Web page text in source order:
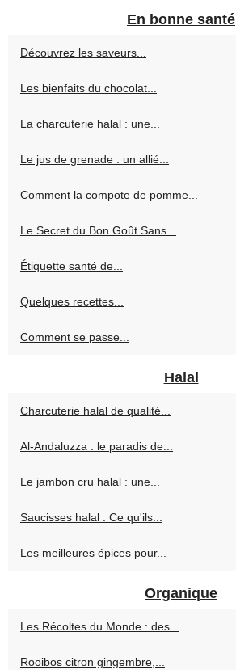
En bonne santé
Découvrez les saveurs...
Les bienfaits du chocolat...
La charcuterie halal : une...
Le jus de grenade : un allié...
Comment la compote de pomme...
Le Secret du Bon Goût Sans...
Étiquette santé de...
Quelques recettes...
Comment se passe...
Halal
Charcuterie halal de qualité...
Al-Andaluzza : le paradis de...
Le jambon cru halal : une...
Saucisses halal : Ce qu'ils...
Les meilleures épices pour...
Organique
Les Récoltes du Monde : des...
Rooibos citron gingembre,...